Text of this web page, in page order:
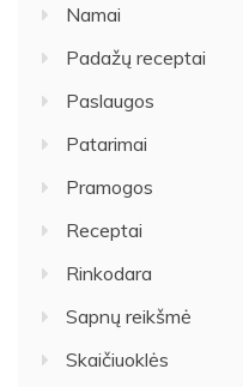
Namai
Padažų receptai
Paslaugos
Patarimai
Pramogos
Receptai
Rinkodara
Sapnų reikšmė
Skaičiuoklės